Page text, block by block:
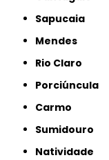
Sapucaia
Mendes
Rio Claro
Porciúncula
Carmo
Sumidouro
Natividade